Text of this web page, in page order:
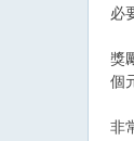
必
獎
個
非